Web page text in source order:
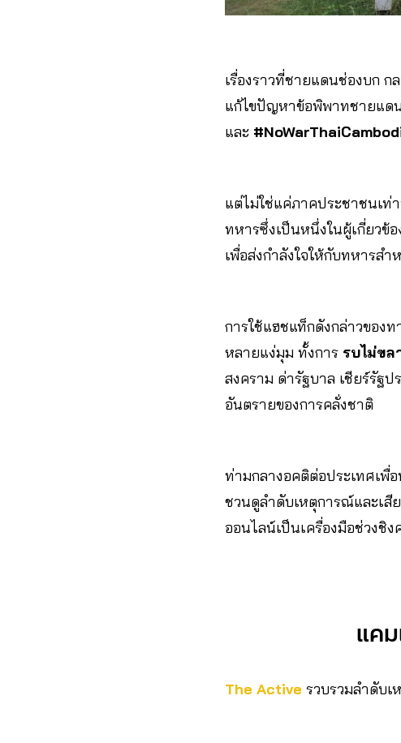
เรื่องราวที่ชายแดนช่องบก ก
แก้ไขปัญหาข้อพิพาทชายแด
และ
แต่ไม่ใช่แค่ภาคประชาชนเท่
ทหารซึ่งเป็นหนึ่งในผู้เกี่ยวข้
เพื่อส่งกำลังใจให้กับทหารส
การใช้แฮชแท็กดังกล่าวของ
หลายแง่มุม ทั้งการ รบไม่ขล
สงคราม ด่ารัฐบาล เชียร์รัฐ
อันตรายของการคลั่งชาติ
ท่ามกลางอคติต่อประเทศเพื่
ชวนดูลำดับเหตุการณ์และเ
ออนไลน์เป็นเครื่องมือช่วงชิ
แค
The Active รวบรวมลำดับ